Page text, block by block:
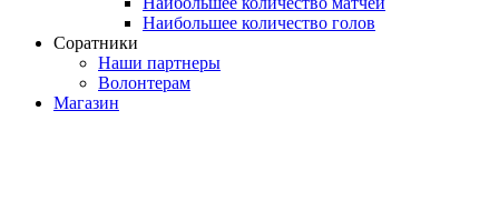
Наибольшее количество голов
Соратники
Наши партнеры
Волонтерам
Магазин